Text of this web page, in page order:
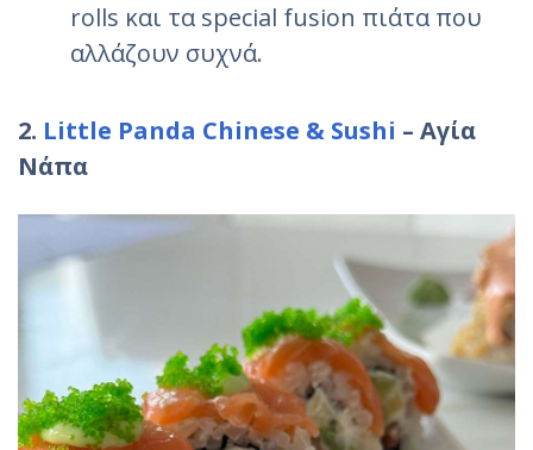
rolls και τα special fusion πιάτα που
αλλάζουν συχνά.
2. Little Panda Chinese & Sushi – Αγία
Νάπα